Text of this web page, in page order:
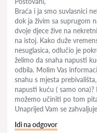
Braća i ja smo suvlasnici
dok ja živim sa suprugom
dvoje djece žive na
na istoj. Kako duže
nesuglasica, odlučio je
želimo da snaha napusti
odbila. Molim Vas
snahu s mjesta
napusti kuću ( samo
možemo učiniti po tom
Unaprijed Vam se
Idi na odgovor